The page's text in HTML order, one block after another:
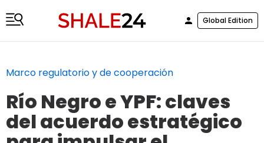
Global Edition
Marco regulatorio y de cooperación
Río Negro e YPF: claves
del acuerdo estratégico